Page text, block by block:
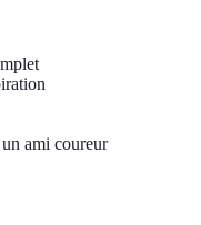
un ami coureur